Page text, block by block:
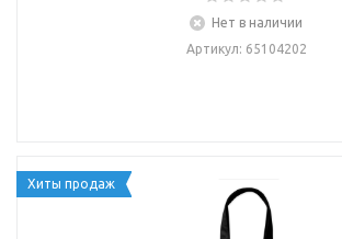
Нет в наличии
Артикул: 65104202
Хиты продаж